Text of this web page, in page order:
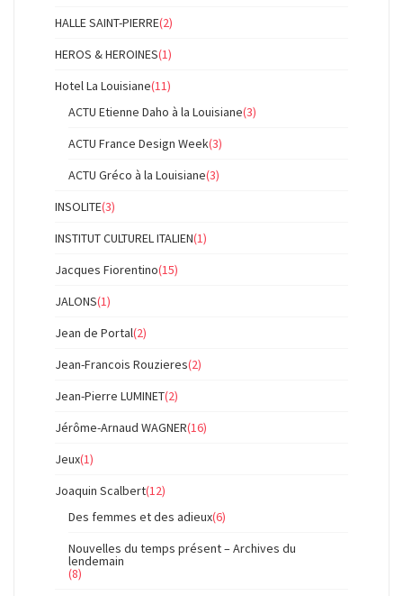
HALLE SAINT-PIERRE(2)
HEROS & HEROINES(1)
Hotel La Louisiane(11)
ACTU Etienne Daho à la Louisiane(3)
ACTU France Design Week(3)
ACTU Gréco à la Louisiane(3)
INSOLITE(3)
INSTITUT CULTUREL ITALIEN(1)
Jacques Fiorentino(15)
JALONS(1)
Jean de Portal(2)
Jean-Francois Rouzieres(2)
Jean-Pierre LUMINET(2)
Jérôme-Arnaud WAGNER(16)
Jeux(1)
Joaquin Scalbert(12)
Des femmes et des adieux(6)
Nouvelles du temps présent – Archives du
lendemain
(8)